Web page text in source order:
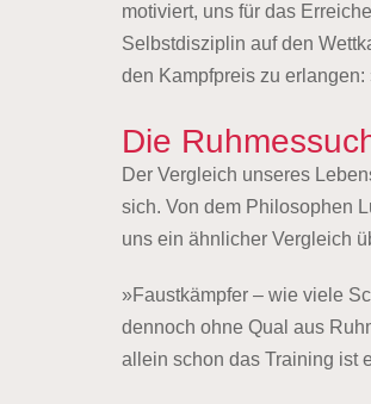
motiviert, uns für das
Selbstdisziplin auf den
den Kampfpreis zu
Die
Der Vergleich unseres
sich. Von dem Philosophen
uns ein ähnlicher Vergleich
»Faustkämpfer – wie viele
dennoch ohne Qual aus
allein schon das Training ist